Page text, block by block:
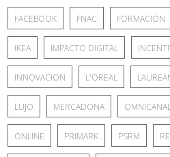
FACEBOOK FNAC FORMACIÓN
IKEA IMPACTO DIGITAL
INNOVACION L'OREAL
LUJO MERCADONA
ONLINE PRIMARK PSRM